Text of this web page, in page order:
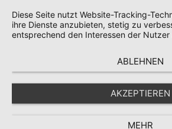
Diese Seite nutzt Website-Tracking-
ihre Dienste anzubieten, stetig zu
entsprechend den Interessen der Nutzer
ABLEHNEN
AKZEPTIEREN
MEHR